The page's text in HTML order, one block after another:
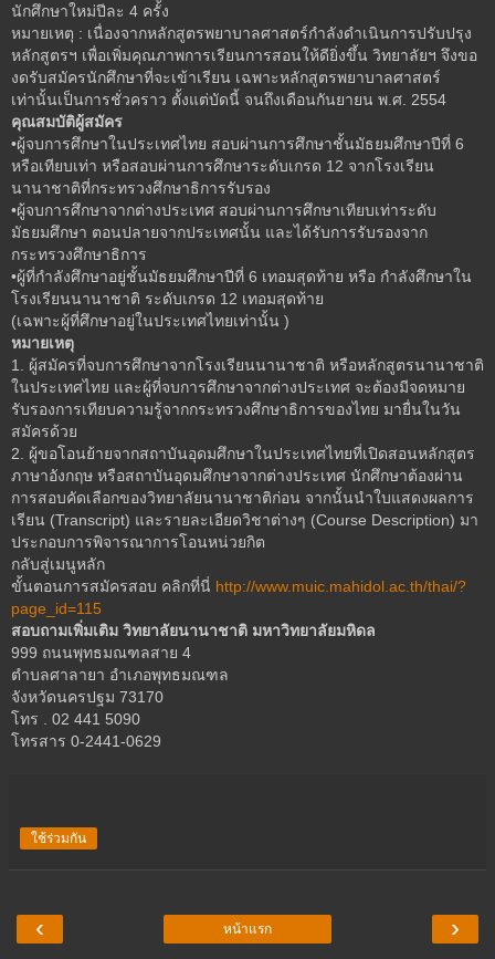
นักศึกษาใหม่ปีละ 4 ครั้ง
หมายเหตุ : เนื่องจากหลักสูตรพยาบาลศาสตร์กำลังดำเนินการปรับปรุง
หลักสูตรฯ เพื่อเพิ่มคุณภาพการเรียนการสอนให้ดียิ่งขึ้น วิทยาลัยฯ จึงขอ
งดรับสมัครนักศึกษาที่จะเข้าเรียน เฉพาะหลักสูตรพยาบาลศาสตร์
เท่านั้นเป็นการชั่วคราว ตั้งแต่บัดนี้ จนถึงเดือนกันยายน พ.ศ. 2554
คุณสมบัติผู้สมัคร
•ผู้จบการศึกษาในประเทศไทย สอบผ่านการศึกษาชั้นมัธยมศึกษาปีที่ 6
หรือเทียบเท่า หรือสอบผ่านการศึกษาระดับเกรด 12 จากโรงเรียน
นานาชาติที่กระทรวงศึกษาธิการรับรอง
•ผู้จบการศึกษาจากต่างประเทศ สอบผ่านการศึกษาเทียบเท่าระดับ
มัธยมศึกษา ตอนปลายจากประเทศนั้น และได้รับการรับรองจาก
กระทรวงศึกษาธิการ
•ผู้ที่กำลังศึกษาอยู่ชั้นมัธยมศึกษาปีที่ 6 เทอมสุดท้าย หรือ กำลังศึกษาใน
โรงเรียนนานาชาติ ระดับเกรด 12 เทอมสุดท้าย
(เฉพาะผู้ที่ศึกษาอยู่ในประเทศไทยเท่านั้น )
หมายเหตุ
1. ผู้สมัครที่จบการศึกษาจากโรงเรียนนานาชาติ หรือหลักสูตรนานาชาติ
ในประเทศไทย และผู้ที่จบการศึกษาจากต่างประเทศ จะต้องมีจดหมาย
รับรองการเทียบความรู้จากกระทรวงศึกษาธิการของไทย มายื่นในวัน
สมัครด้วย
2. ผู้ขอโอนย้ายจากสถาบันอุดมศึกษาในประเทศไทยที่เปิดสอนหลักสูตร
ภาษาอังกฤษ หรือสถาบันอุดมศึกษาจากต่างประเทศ นักศึกษาต้องผ่าน
การสอบคัดเลือกของวิทยาลัยนานาชาติก่อน จากนั้นนำใบแสดงผลการ
เรียน (Transcript) และรายละเอียดวิชาต่างๆ (Course Description) มา
ประกอบการพิจารณาการโอนหน่วยกิต
กลับสู่เมนูหลัก
ขั้นตอนการสมัครสอบ คลิกที่นี่ http://www.muic.mahidol.ac.th/thai/?
page_id=115
สอบถามเพิ่มเติม วิทยาลัยนานาชาติ มหาวิทยาลัยมหิดล
999 ถนนพุทธมณฑลสาย 4
ตำบลศาลายา อำเภอพุทธมณฑล
จังหวัดนครปฐม 73170
โทร . 02 441 5090
โทรสาร 0-2441-0629
ใช้ร่วมกัน
‹ ›
หน้าแรก